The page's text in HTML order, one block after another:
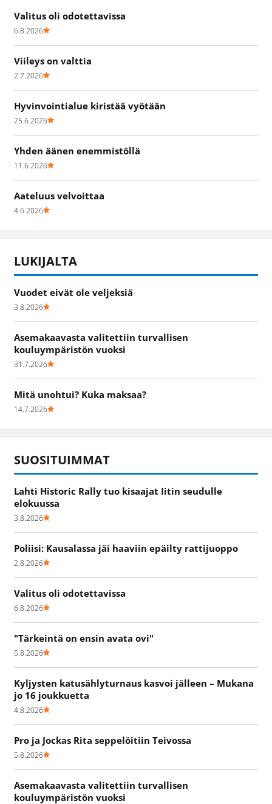
Valitus oli odotettavissa
6.8.2026
Viileys on valttia
2.7.2026
Hyvinvointialue kiristää vyötään
25.6.2026
Yhden äänen enemmistöllä
11.6.2026
Aateluus velvoittaa
4.6.2026
LUKIJALTA
Vuodet eivät ole veljeksiä
3.8.2026
Asemakaavasta valitettiin turvallisen
kouluympäristön vuoksi
31.7.2026
Mitä unohtui? Kuka maksaa?
14.7.2026
SUOSITUIMMAT
Lahti Historic Rally tuo kisaajat Iitin seudulle
elokuussa
3.8.2026
Poliisi: Kausalassa jäi haaviin epäilty rattijuoppo
2.8.2026
Valitus oli odotettavissa
6.8.2026
"Tärkeintä on ensin avata ovi"
5.8.2026
Kyljysten katusählyturnaus kasvoi jälleen – Mukana
jo 16 joukkuetta
4.8.2026
Pro ja Jockas Rita seppelöitiin Teivossa
5.8.2026
Asemakaavasta valitettiin turvallisen
kouluympäristön vuoksi